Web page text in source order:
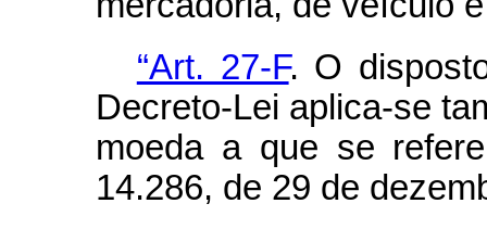
“Art. 27-F. O
Decreto-Lei aplica-se
moeda a que se
14.286, de 29 de